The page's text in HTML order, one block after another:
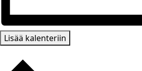
Lisää kalenteriin